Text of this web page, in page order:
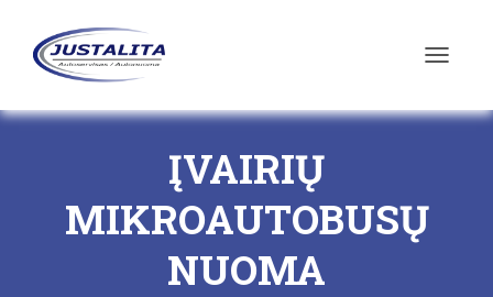
G
ĮVAIRIŲ
MIKROAUTOBUSŲ
NUOMA